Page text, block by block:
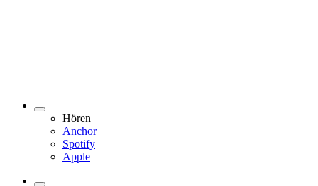
Hören
Anchor
Spotify
Apple